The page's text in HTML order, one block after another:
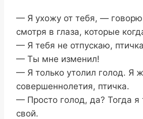
— Я ухожу от тебя, — говорю
смотря в глаза, которые
— Я тебя не отпускаю,
— Ты мне изменил!
— Я только утолил голод. Я
совершеннолетия, птичка.
— Просто голод, да? Тогда
свой.